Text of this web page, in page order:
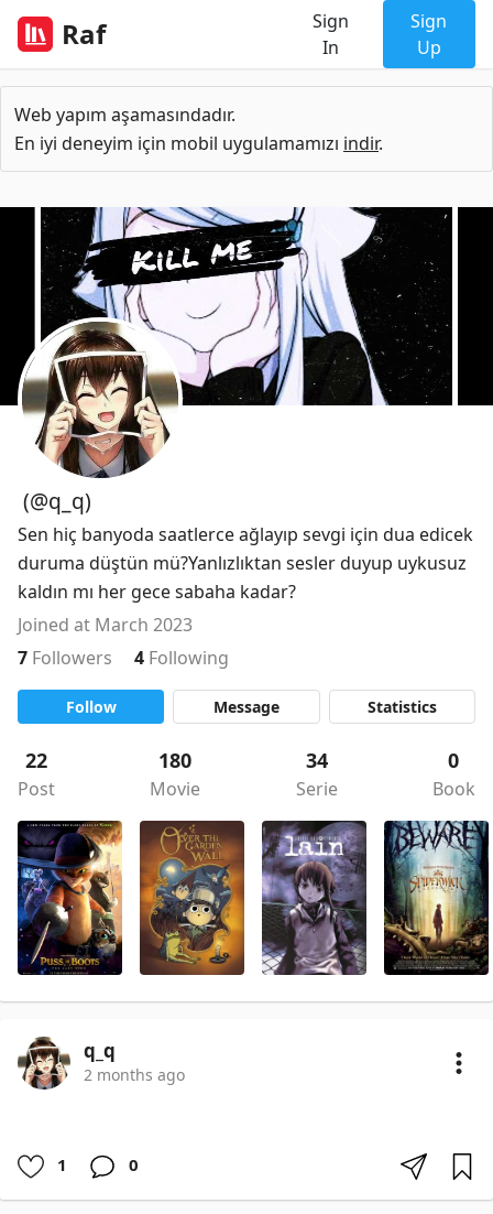
Raf
Sign
In
Sign
Up
Web yapım aşamasındadır.
En iyi deneyim için mobil uygulamamızı indir.
(@q_q)
Sen hiç banyoda saatlerce ağlayıp sevgi için dua edicek
duruma düştün mü?Yanlızlıktan sesler duyup uykusuz
kaldın mı her gece sabaha kadar?
Joined at March 2023
7 Followers 4 Following
Follow Message Statistics
22
Post
180
Movie
34
Serie
0
Book
q_q
2 months ago
1 0